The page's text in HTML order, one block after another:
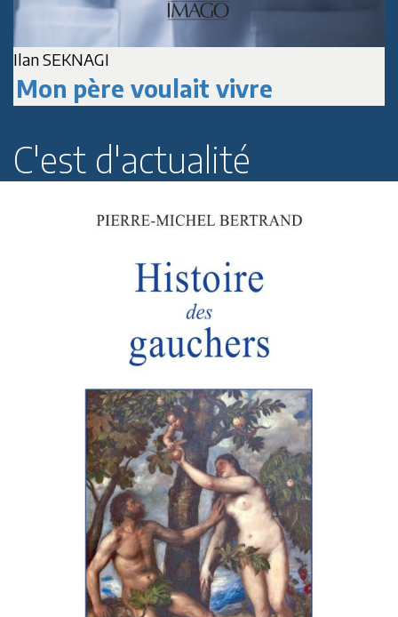
Ilan SEKNAGI
Mon père voulait vivre
C'est d'actualité